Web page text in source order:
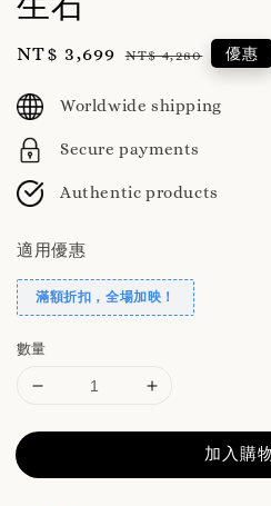
Sale
NT$ 3,699 Regular
NT$ 4,280 優惠
Worldwide shipping
Secure payments
Authentic products
適用優惠
滿額折扣，全場加映！
數量
加入購